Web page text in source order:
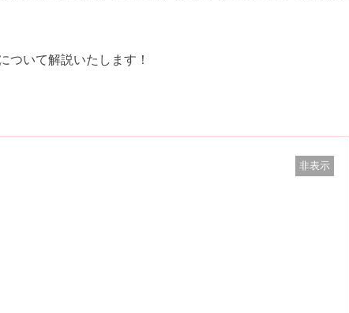
ついて解説いたします！
非表示